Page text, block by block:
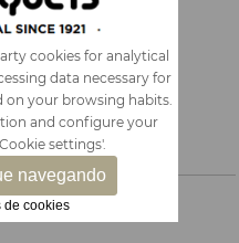
cookies for analytical
data necessary for
on your browsing habits.
and configure your
settings'.
navegando
de cookies
|PAPELARIA